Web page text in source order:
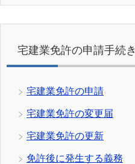
宅建業免許の申請手続き
宅建業免許の申請
宅建業免許の変更届
宅建業免許の更新
免許後に発生する義務